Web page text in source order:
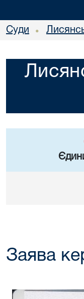
Суди •
Заява